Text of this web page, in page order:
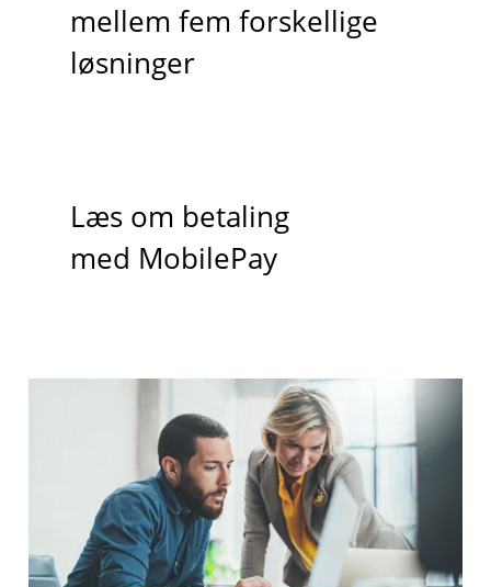
mellem fem forskellige
løsninger
Læs om betaling
med MobilePay